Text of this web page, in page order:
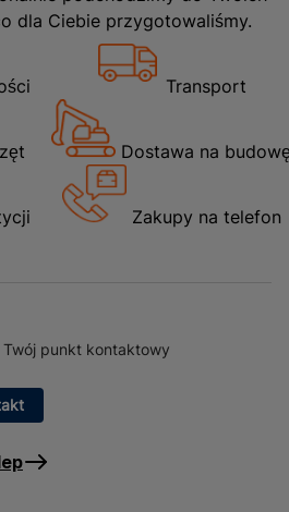
dla Ciebie przygotowaliśmy.
Transport
Dostawa na
Zakupy na telefon
Twój punkt kontaktowy